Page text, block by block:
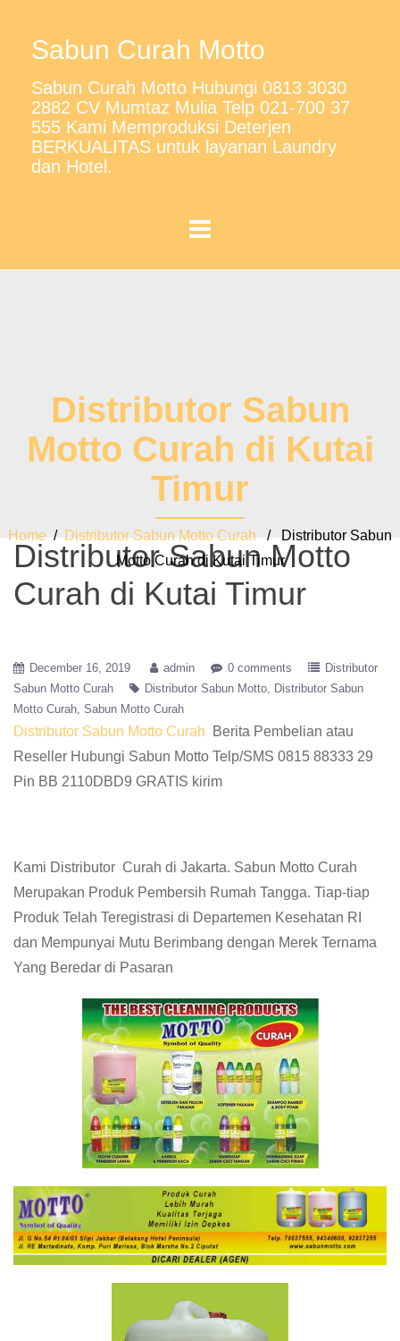
Sabun Curah Motto
Sabun Curah Motto Hubungi 0813 3030
2882 CV Mumtaz Mulia Telp 021-700 37
555 Kami Memproduksi Deterjen
BERKUALITAS untuk layanan Laundry
dan Hotel.
Distributor Sabun
Motto Curah di Kutai
Timur
Home / Distributor Sabun Motto Curah / Distributor Sabun
Motto Curah di Kutai Timur
Distributor Sabun Motto
Curah di Kutai Timur
December 16, 2019 admin 0 comments
Distributor
Sabun Motto Curah
Distributor Sabun Motto
Distributor Sabun
Motto Curah Sabun Motto Curah
Distributor Sabun Motto Curah
Berita Pembelian atau
Reseller Hubungi Sabun Motto Telp/SMS 0815 88333 29
Pin BB 2110DBD9 GRATIS kirim
Kami Distributor Curah di Jakarta. Sabun Motto Curah
Merupakan Produk Pembersih Rumah Tangga. Tiap-tiap
Produk Telah Teregistrasi di Departemen Kesehatan RI
dan Mempunyai Mutu Berimbang dengan Merek Ternama
Yang Beredar di Pasaran